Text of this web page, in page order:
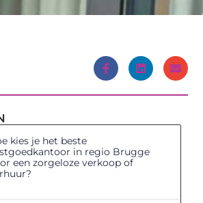
kies je het beste
in regio Brugge
een zorgeloze verkoop of